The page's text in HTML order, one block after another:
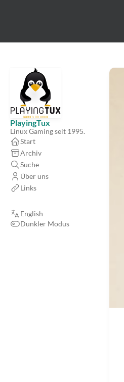
PlayingTux
Linux Gaming seit 1995.
Start
Archiv
Suche
Über uns
Links
English
Dunkler Modus